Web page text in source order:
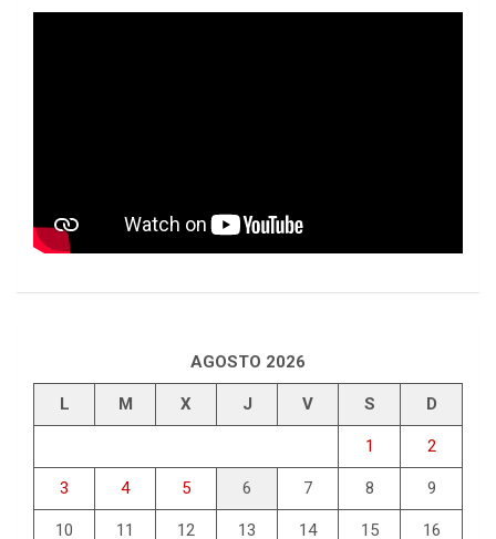
AGOSTO 2026
L M X J V S D
1 2
3 4 5 6 7 8 9
10 11 12 13 14 15 16